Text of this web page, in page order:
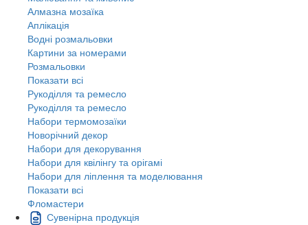
Алмазна мозаїка
Аплікація
Водні розмальовки
Картини за номерами
Розмальовки
Показати всі
Рукоділля та ремесло
Рукоділля та ремесло
Набори термомозаїки
Новорічний декор
Набори для декорування
Набори для квілінгу та орігамі
Набори для ліплення та моделювання
Показати всі
Фломастери
Сувенірна продукція